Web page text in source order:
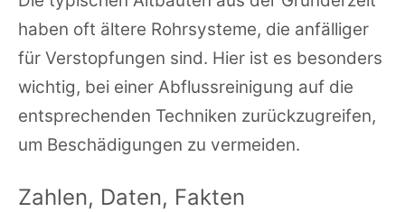
haben oft ältere Rohrsysteme, die anfälliger
für Verstopfungen sind. Hier ist es besonders
wichtig, bei einer Abflussreinigung auf die
entsprechenden Techniken zurückzugreifen,
um Beschädigungen zu vermeiden.
Zahlen, Daten, Fakten